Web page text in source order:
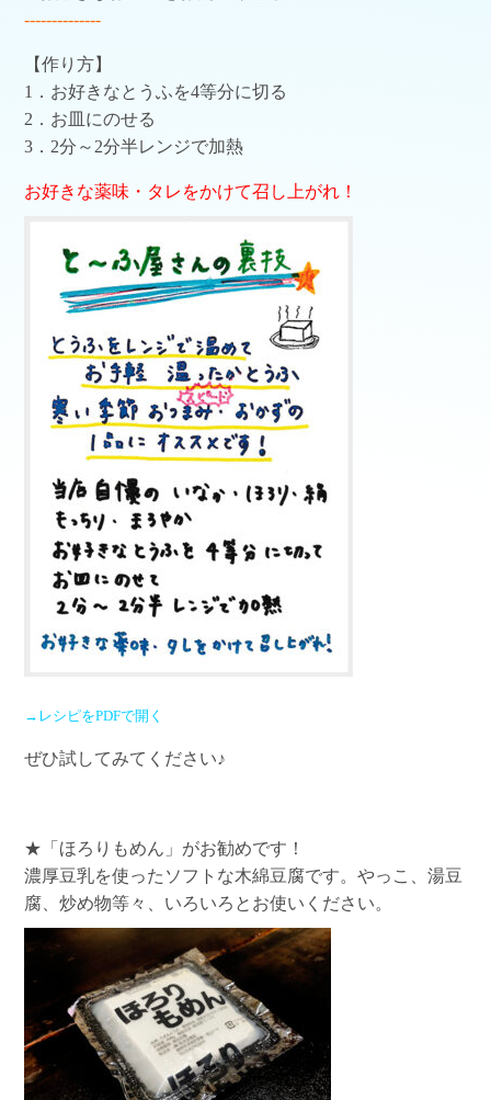
--------------
【作り方】
1．お好きなとうふを4等分に切る
2．お皿にのせる
3．2分～2分半レンジで加熱
お好きな薬味・タレをかけて召し上がれ！
→レシピをPDFで開く
ぜひ試してみてください♪
★ 「ほろりもめん」 がお勧めです！
濃厚豆乳を使ったソフトな木綿豆腐です。やっこ、湯豆
腐、炒め物等々、いろいろとお使いください。